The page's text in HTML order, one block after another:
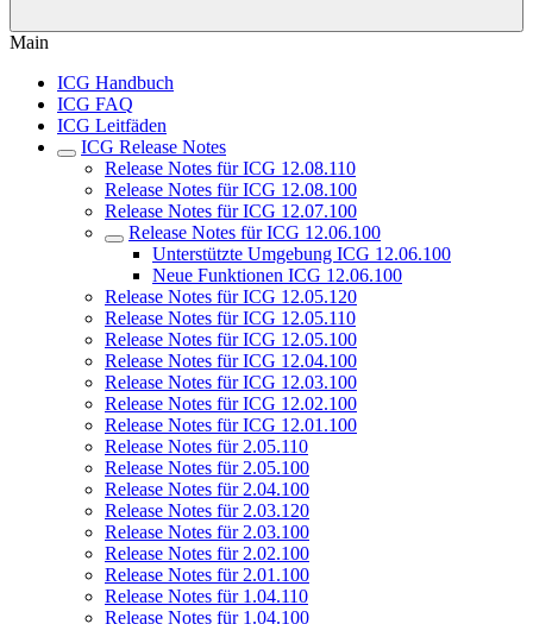
Main
ICG Handbuch
ICG FAQ
ICG Leitfäden
ICG Release Notes
Release Notes für ICG 12.08.110
Release Notes für ICG 12.08.100
Release Notes für ICG 12.07.100
Release Notes für ICG 12.06.100
Unterstützte Umgebung ICG 12.06.100
Neue Funktionen ICG 12.06.100
Release Notes für ICG 12.05.120
Release Notes für ICG 12.05.110
Release Notes für ICG 12.05.100
Release Notes für ICG 12.04.100
Release Notes für ICG 12.03.100
Release Notes für ICG 12.02.100
Release Notes für ICG 12.01.100
Release Notes für 2.05.110
Release Notes für 2.05.100
Release Notes für 2.04.100
Release Notes für 2.03.120
Release Notes für 2.03.100
Release Notes für 2.02.100
Release Notes für 2.01.100
Release Notes für 1.04.110
Release Notes für 1.04.100